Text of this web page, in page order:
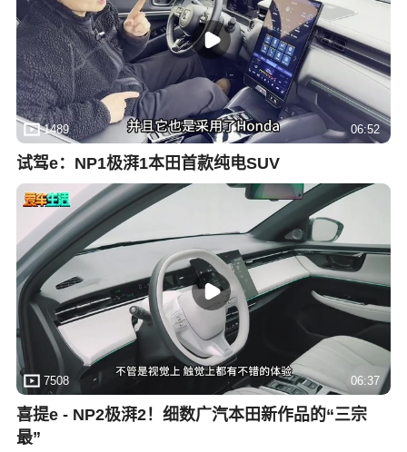
1489 06:52
试驾e：NP1极湃1本田首款纯电SUV
7508 06:37
喜提e - NP2极湃2！细数广汽本田新作品的“三宗
最”